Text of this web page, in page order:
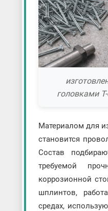
головками
Материалом для
становится
Состав
требуемой
коррозионной
шплинтов,
средах,